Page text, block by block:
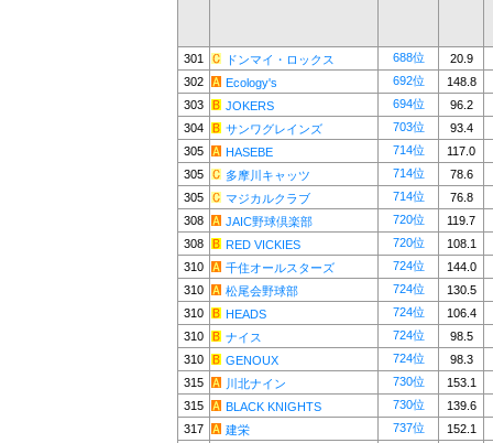
301 ドンマイ・ロックス 688位
20.9
302
Ecology's 692位
148.8
303
JOKERS 694位
96.2
304
サンワグレインズ 703位
93.4
305
HASEBE 714位
117.0
305
多摩川キャッツ 714位
78.6
305
マジカルクラブ 714位
76.8
308
JAIC野球倶楽部 720位
119.7
308
RED VICKIES 720位
108.1
310
千住オールスターズ 724位
144.0
310
松尾会野球部 724位
130.5
310
HEADS 724位
106.4
310
ナイス 724位
98.5
310
GENOUX 724位
98.3
315
川北ナイン 730位
153.1
315
BLACK KNIGHTS 730位
139.6
317
建栄 737位
152.1